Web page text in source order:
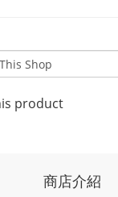
product
商店介紹